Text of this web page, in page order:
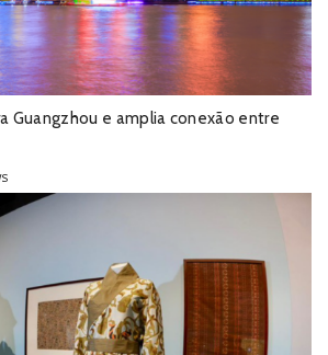
Guangzhou e amplia conexão entre